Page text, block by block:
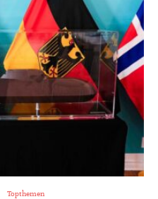
Topthemen